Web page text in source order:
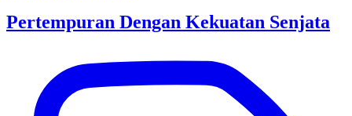
Pertempuran Dengan Kekuatan Senjata